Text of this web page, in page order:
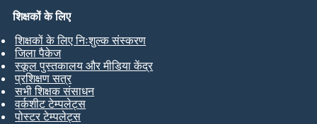
शिक्षकों के लिए
शिक्षकों के लिए निःशुल्क संस्करण
जिला पैकेज
स्कूल पुस्तकालय और मीडिया केंद्र
प्रशिक्षण सत्र
सभी शिक्षक संसाधन
वर्कशीट टेम्पलेट्स
पोस्टर टेम्पलेट्स